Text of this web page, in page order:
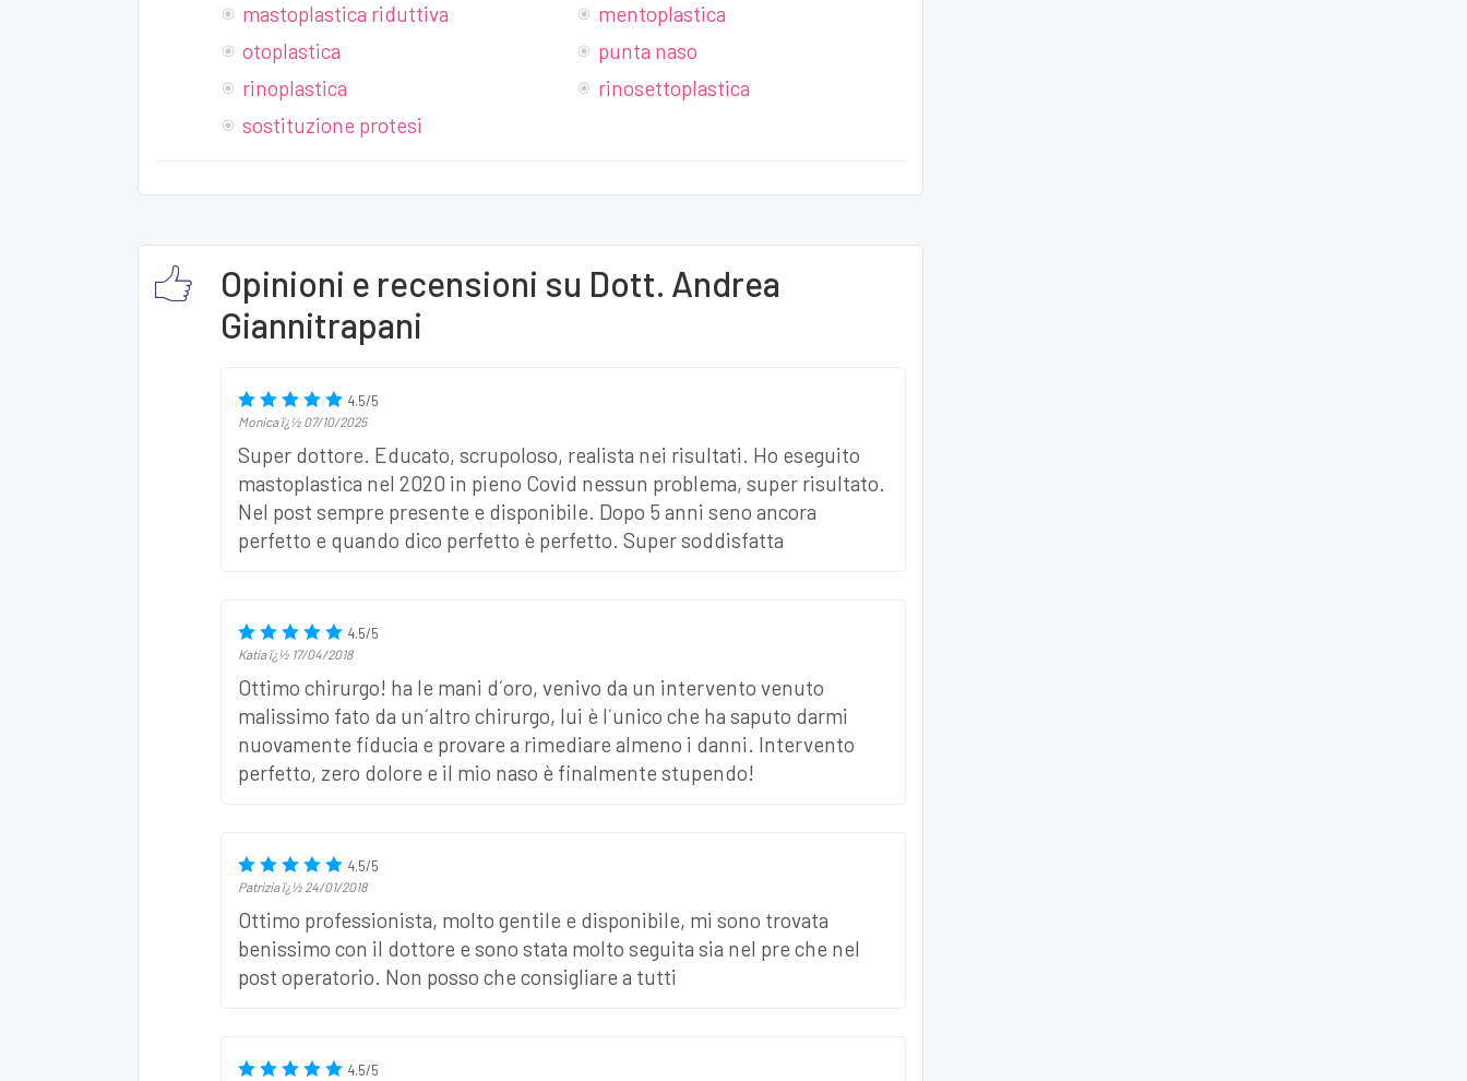
mastoplastica riduttiva
mentoplastica
otoplastica
punta naso
rinoplastica
rinosettoplastica
sostituzione protesi
Opinioni e recensioni su Dott. Andrea
Giannitrapani
4.5/5
Monicaï¿½ 07/10/2025
Super dottore. Educato, scrupoloso, realista nei risultati. Ho eseguito
mastoplastica nel 2020 in pieno Covid nessun problema, super risultato.
Nel post sempre presente e disponibile. Dopo 5 anni seno ancora
perfetto e quando dico perfetto è perfetto. Super soddisfatta
4.5/5
Katiaï¿½ 17/04/2018
Ottimo chirurgo! ha le mani d´oro, venivo da un intervento venuto
malissimo fato da un´altro chirurgo, lui è l´unico che ha saputo darmi
nuovamente fiducia e provare a rimediare almeno i danni. Intervento
perfetto, zero dolore e il mio naso è finalmente stupendo!
4.5/5
Patriziaï¿½ 24/01/2018
Ottimo professionista, molto gentile e disponibile, mi sono trovata
benissimo con il dottore e sono stata molto seguita sia nel pre che nel
post operatorio. Non posso che consigliare a tutti
4.5/5